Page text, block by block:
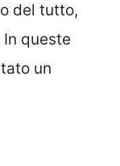
del tutto,
queste
un